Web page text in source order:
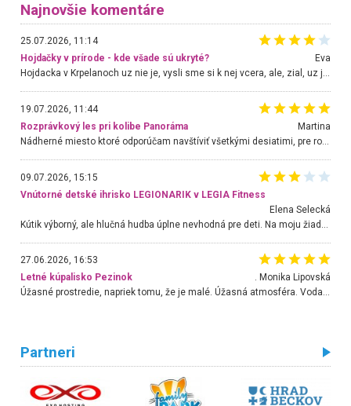
Najnovšie komentáre
25.07.2026, 11:14
Hojdačky v prírode - kde všade sú ukryté?
Eva
Hojdacka v Krpelanoch uz nie je, vysli sme si k nej vcera, ale, zial, uz je znicena. Ak sem planujete cestu len kvoli hojdacke, mozete si ju usetrit. Krasny vyhlad je tu vsak aj bez hojdacky :-)
19.07.2026, 11:44
Rozprávkový les pri kolibe Panoráma
Martina
Nádherné miesto ktoré odporúčam navštíviť všetkými desiatimi, pre rodiny s deťmi, dôchodcom... Proste a jednoducho ozaj rozprávkový les.. určite ešte prídeme. Odniesli sme si na pamiatku krásne tričká,
09.07.2026, 15:15
Vnútorné detské ihrisko LEGIONARIK v LEGIA Fitness
Elena Selecká
27.06.2026, 16:53
Letné kúpalisko Pezinok
. Monika Lipovská
Úžasné prostredie, napriek tomu, že je malé. Úžasná atmosféra. Voda fantastická a nádherná. Ľudí je pomerne veľa, ale su mili a ohľaduplní. Je veľmi zaujímavé sledovať, ako dokážu spolu športovať cudzí ľudia a bez ohľadu na vek. Vládne tu pohoda. Vnuka neviem dostať z vody. Ďakujem za krásny deň . Urcite sa sem vrátim. Jediný problém je s parkovaním, ale aj ten sa mi podarilo vyriešiť. Monika Bratislava
Partneri